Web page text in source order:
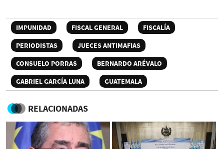
IMPUNIDAD FISCAL GENERAL
FISCALÍA
PERIODISTAS
JUECES ANTIMAFIAS
CONSUELO PORRAS
BERNARDO ARÉVALO
GABRIEL GARCÍA LUNA
GUATEMALA
RELACIONADAS